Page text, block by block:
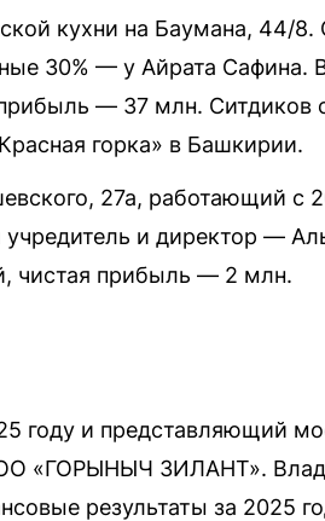
кухни на Баумана, 44/
30% — у Айрата Сафина.
— 37 млн. Ситдиков
горка» в Башкирии.
27а, работающий с
и директор —
чистая прибыль — 2 млн.
году и представляющий
«ГОРЫНЫЧ ЗИЛАНТ».
результаты за 2025